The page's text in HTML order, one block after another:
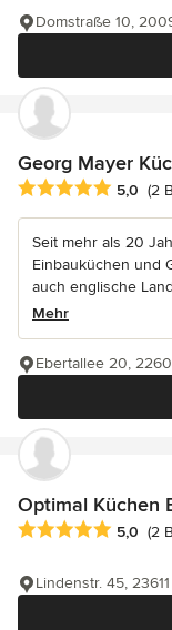
Domstraße 10,
Georg Mayer
Durchschnittliche
5,0 (2
Seit mehr als 20
Einbauküchen und
auch englische
Mehr
Ebertallee 20,
Optimal Küchen
Durchschnittliche
5,0 (2
Lindenstr. 45,